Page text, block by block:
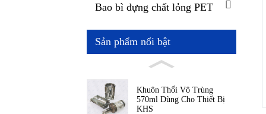
Bao bì đựng chất lỏng PET
Sản phẩm nổi bật
Khuôn Thổi Vô Trùng
570ml Dùng Cho Thiết Bị
KHS